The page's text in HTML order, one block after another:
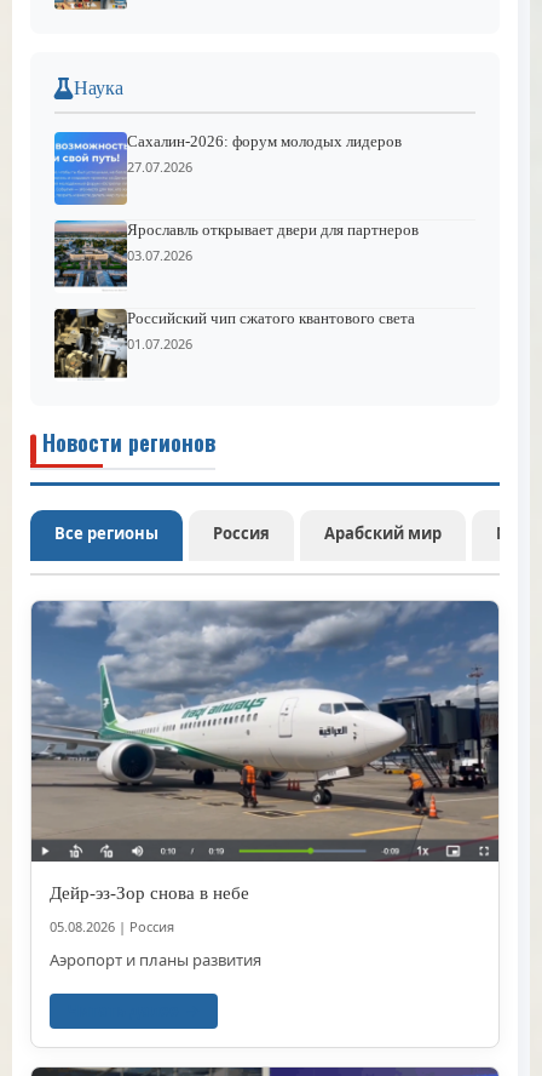
Наука
Сахалин-2026: форум молодых лидеров
27.07.2026
Ярославль открывает двери для партнеров
03.07.2026
Российский чип сжатого квантового света
01.07.2026
Новости регионов
Все регионы Россия Арабский мир
Дейр-эз-Зор снова в небе
05.08.2026 | Россия
Аэропорт и планы развития